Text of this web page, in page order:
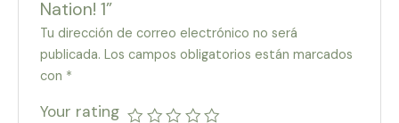
Nation! 1”
Tu dirección de correo electrónico no será
publicada. Los campos obligatorios están marcados
con *
Your rating